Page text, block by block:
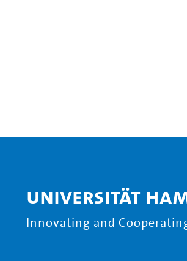
Universität
Innovating and